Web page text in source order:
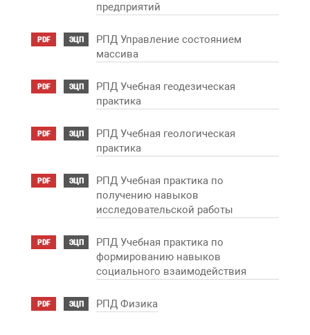
предприятий
PDF ЭЦП
РПД Управление состоянием
массива
PDF ЭЦП
РПД Учебная геодезическая
практика
PDF ЭЦП
РПД Учебная геологическая
практика
PDF ЭЦП
РПД Учебная практика по
получению навыков
исследовательской работы
PDF ЭЦП
РПД Учебная практика по
формированию навыков
социального взаимодействия
PDF ЭЦП РПД Физика